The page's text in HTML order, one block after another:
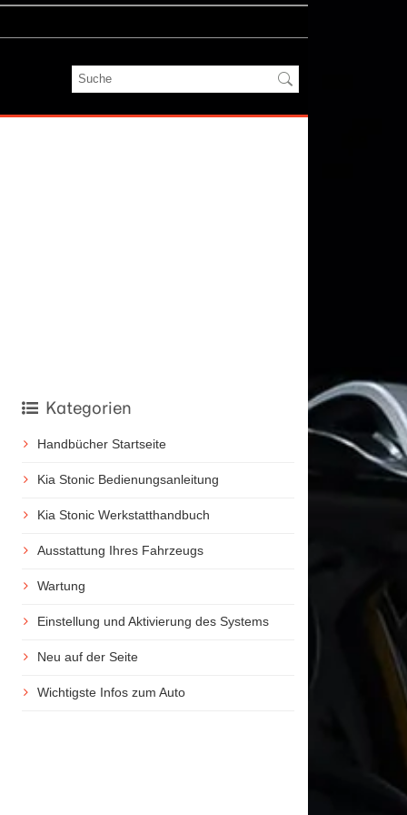
Kategorien
Handbücher Startseite
Kia Stonic Bedienungsanleitung
Kia Stonic Werkstatthandbuch
Ausstattung Ihres Fahrzeugs
Wartung
Einstellung und Aktivierung des Systems
Neu auf der Seite
Wichtigste Infos zum Auto